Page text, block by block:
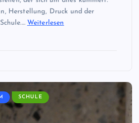
Herstellung, Druck und der
Weiterlesen
SCHULE